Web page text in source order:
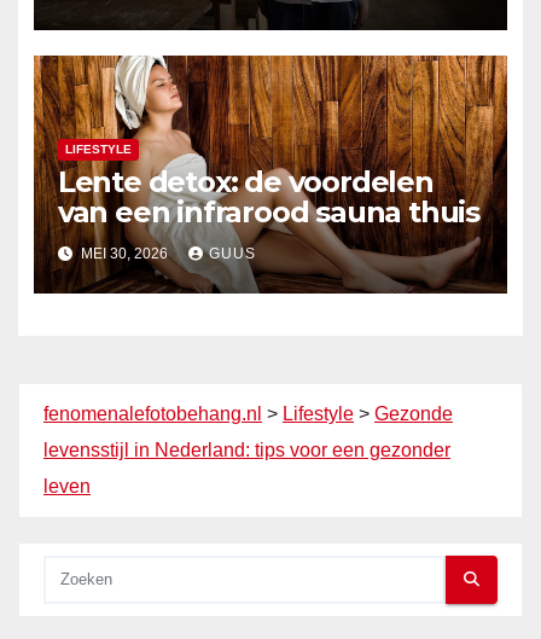
LIFESTYLE
Lente detox: de voordelen
van een infrarood sauna thuis
MEI 30, 2026 GUUS
fenomenalefotobehang.nl > Lifestyle > Gezonde
levensstijl in Nederland: tips voor een gezonder
leven